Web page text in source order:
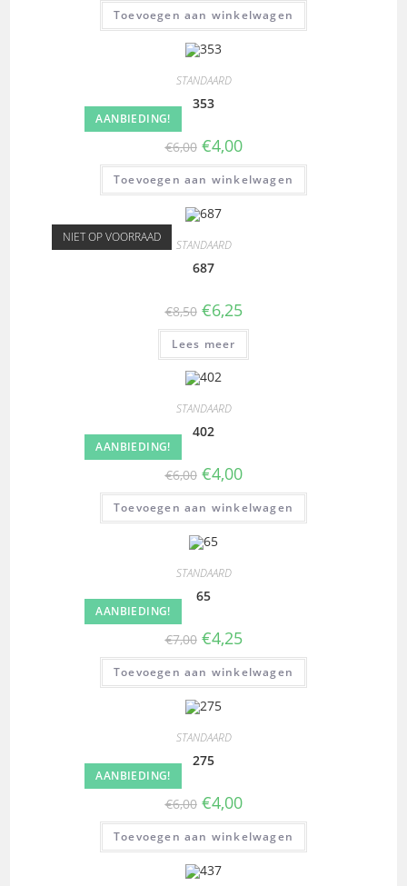
Toevoegen aan winkelwagen
AANBIEDING!
STANDAARD
353
€6,00 €4,00
Toevoegen aan winkelwagen
NIET OP VOORRAAD STANDAARD
687
€8,50 €6,25
Lees meer
AANBIEDING!
STANDAARD
402
€6,00 €4,00
Toevoegen aan winkelwagen
AANBIEDING!
STANDAARD
65
€7,00 €4,25
Toevoegen aan winkelwagen
AANBIEDING!
STANDAARD
275
€6,00 €4,00
Toevoegen aan winkelwagen